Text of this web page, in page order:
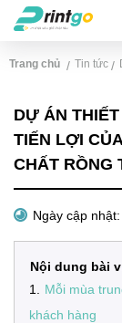
Trang chủ / Tin tức /
DỰ ÁN
TIẾN LỢI
CHẤT RỒNG
Ngày cập nhật:
Nội dung bài
1
Mỗi mùa
khách hàng